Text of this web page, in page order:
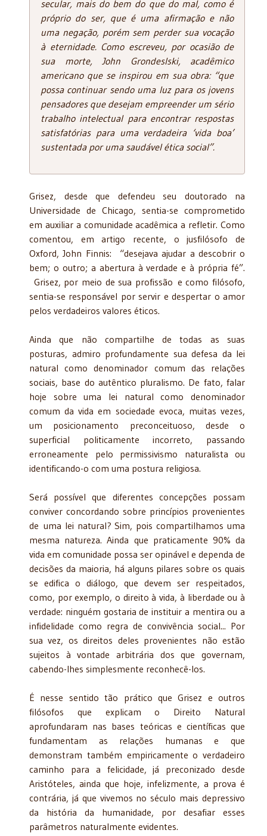
secular, mais do bem do que do mal, como é
próprio do ser, que é uma afirmação e não
uma negação, porém sem perder sua vocação
à eternidade. Como escreveu, por ocasião de
sua morte, John Grondeslski, acadêmico
americano que se inspirou em sua obra: “que
possa continuar sendo uma luz para os jovens
pensadores que desejam empreender um sério
trabalho intelectual para encontrar respostas
satisfatórias para uma verdadeira ‘vida boa’
sustentada por uma saudável ética social”.
Grisez, desde que defendeu seu doutorado na
Universidade de Chicago, sentia-se comprometido
em auxiliar a comunidade acadêmica a refletir. Como
comentou, em artigo recente, o jusfilósofo de
Oxford, John Finnis: “desejava ajudar a descobrir o
bem; o outro; a abertura à verdade e à própria fé”.
Grisez, por meio de sua profissão e como filósofo,
sentia-se responsável por servir e despertar o amor
pelos verdadeiros valores éticos.
Ainda que não compartilhe de todas as suas
posturas, admiro profundamente sua defesa da lei
natural como denominador comum das relações
sociais, base do autêntico pluralismo. De fato, falar
hoje sobre uma lei natural como denominador
comum da vida em sociedade evoca, muitas vezes,
um posicionamento preconceituoso, desde o
superficial politicamente incorreto, passando
erroneamente pelo permissivismo naturalista ou
identificando-o com uma postura religiosa.
Será possível que diferentes concepções possam
conviver concordando sobre princípios provenientes
de uma lei natural? Sim, pois compartilhamos uma
mesma natureza. Ainda que praticamente 90% da
vida em comunidade possa ser opinável e dependa de
decisões da maioria, há alguns pilares sobre os quais
se edifica o diálogo, que devem ser respeitados,
como, por exemplo, o direito à vida, à liberdade ou à
verdade: ninguém gostaria de instituir a mentira ou a
infidelidade como regra de convivência social... Por
sua vez, os direitos deles provenientes não estão
sujeitos à vontade arbitrária dos que governam,
cabendo-lhes simplesmente reconhecê-los.
É nesse sentido tão prático que Grisez e outros
filósofos que explicam o Direito Natural
aprofundaram nas bases teóricas e científicas que
fundamentam as relações humanas e que
demonstram também empiricamente o verdadeiro
caminho para a felicidade, já preconizado desde
Aristóteles, ainda que hoje, infelizmente, a prova é
contrária, já que vivemos no século mais depressivo
da história da humanidade, por desafiar esses
parâmetros naturalmente evidentes.